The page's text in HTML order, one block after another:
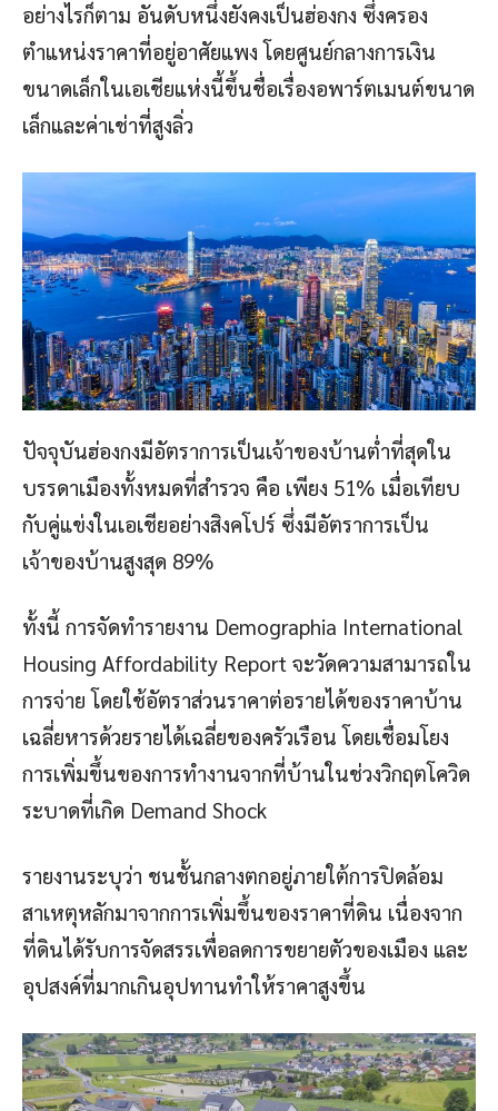
อย่างไรก็ตาม อันดับหนึ่งยังคงเป็นฮ่องกง ซึ่งครอง
ตำแหน่งราคาที่อยู่อาศัยแพง โดยศูนย์กลางการเงิน
ขนาดเล็กในเอเชียแห่งนี้ขึ้นชื่อเรื่องอพาร์ตเมนต์ขนาด
เล็กและค่าเช่าที่สูงลิ่ว
ปัจจุบันฮ่องกงมีอัตราการเป็นเจ้าของบ้านต่ำที่สุดใน
บรรดาเมืองทั้งหมดที่สำรวจ คือ เพียง 51% เมื่อเทียบ
กับคู่แข่งในเอเชียอย่างสิงคโปร์ ซึ่งมีอัตราการเป็น
เจ้าของบ้านสูงสุด 89%
ทั้งนี้ การจัดทำรายงาน Demographia International
Housing Affordability Report จะวัดความสามารถใน
การจ่าย โดยใช้อัตราส่วนราคาต่อรายได้ของราคาบ้าน
เฉลี่ยหารด้วยรายได้เฉลี่ยของครัวเรือน โดยเชื่อมโยง
การเพิ่มขึ้นของการทำงานจากที่บ้านในช่วงวิกฤตโควิด
ระบาดที่เกิด Demand Shock
รายงานระบุว่า ชนชั้นกลางตกอยู่ภายใต้การปิดล้อม
สาเหตุหลักมาจากการเพิ่มขึ้นของราคาที่ดิน เนื่องจาก
ที่ดินได้รับการจัดสรรเพื่อลดการขยายตัวของเมือง และ
อุปสงค์ที่มากเกินอุปทานทำให้ราคาสูงขึ้น